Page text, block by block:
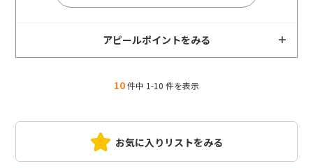
アピールポイントをみる
10件中 1-10 件を表示
お気に入りリストをみる